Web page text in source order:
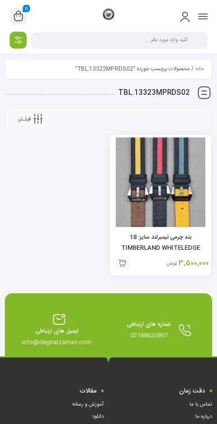
0
خانه/ محصولات برچسب خورده “TBL.13323MPRDS02”
TBL.13323MPRDS02
فیلـتر
بند چرمی تیمبرلند سایز: 18
TIMBERLAND WHITELEDGE
3,500,000 تومان
شماره های ارتباطی
02188626897
ایمیل های ارتباطی
info@deghatzaman.com
دقت زمان
تماس با ما
درباره ما
مقالات
آموزش و رسانه
دانلود